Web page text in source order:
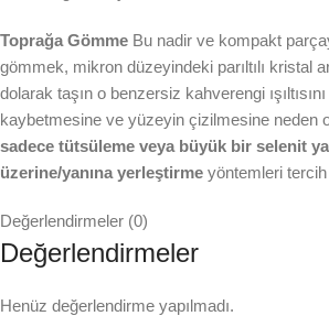
Toprağa Gömme Bu nadir ve kompakt
gömmek, mikron düzeyindeki parıltılı kristal
dolarak taşın o benzersiz kahverengi
kaybetmesine ve yüzeyin çizilmesine neden
sadece tütsüleme veya büyük bir selenit
üzerine/yanına yerleştirme yöntemleri
Değerlendirmeler (0)
Değerlendirmeler
Henüz değerlendirme yapılmadı.